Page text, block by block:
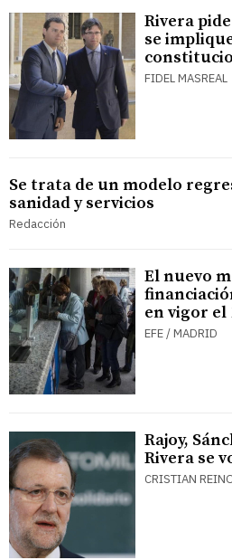
Rivera
se
FIDEL MASREAL
Se trata de un modelo
sanidad y servicios
Redacción
El nuevo
en vigor el
EFE / MADRID
Rajoy,
Rivera se
CRISTIAN